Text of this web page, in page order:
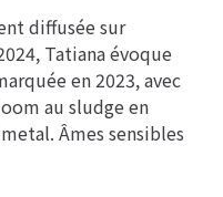
diffusée sur
Tatiana évoque
en 2023, avec
au sludge en
Âmes sensibles